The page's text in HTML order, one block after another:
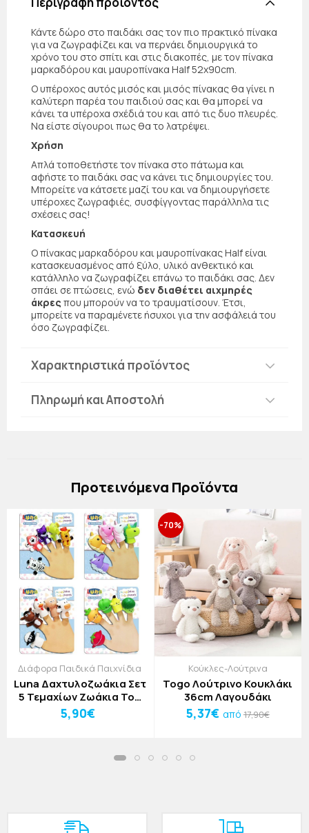
Κάντε δώρο στο παιδάκι σας τον πιο πρακτικό πίνακα
για να ζωγραφίζει και να περνάει δημιουργικά το
χρόνο του στο σπίτι και στις διακοπές, με τον πίνακα
μαρκαδόρου και μαυροπίνακα Half 52x90cm.
Ο υπέροχος αυτός μισός και μισός πίνακας θα γίνει η
καλύτερη παρέα του παιδιού σας και θα μπορεί να
κάνει τα υπέροχα σχέδιά του και από τις δυο πλευρές.
Να είστε σίγουροι πως θα το λατρέψει.
Χρήση
Απλά τοποθετήστε τον πίνακα στο πάτωμα και
αφήστε το παιδάκι σας να κάνει τις δημιουργίες του.
Μπορείτε να κάτσετε μαζί του και να δημιουργήσετε
υπέροχες ζωγραφιές, συσφίγγοντας παράλληλα τις
σχέσεις σας!
Κατασκευή
Ο πίνακας μαρκαδόρου και μαυροπίνακας Half είναι
κατασκευασμένος από ξύλο, υλικό ανθεκτικό και
κατάλληλο να ζωγραφίζει επάνω το παιδάκι σας. Δεν
σπάει σε πτώσεις, ενώ δεν διαθέτει αιχμηρές
άκρες που μπορούν να το τραυματίσουν. Έτσι,
μπορείτε να παραμένετε ήσυχοι για την ασφάλειά του
όσο ζωγραφίζει.
Χαρακτηριστικά προϊόντος
Πληρωμή και Αποστολή
Πρoτεινόμενα Προϊόντα
Διάφορα Παιδικά Παιχνίδια
Luna Δαχτυλοζωάκια Σετ
5 Τεμαχίων Ζωάκια Του
Κήπου
5,90€
-70%
Κούκλες-Λούτρινα
Togo Λούτρινο Κουκλάκι
36cm Λαγουδάκι
5,37€ από 17,90€